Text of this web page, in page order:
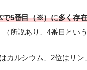
で5番目（※）に多く存
所説あり、4番目とい
カルシウム、2位はリン